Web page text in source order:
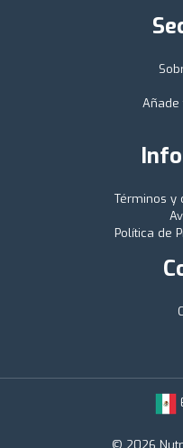
Términos y
Política de
© 2026